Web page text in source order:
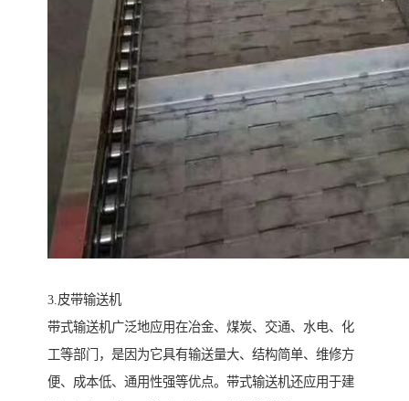
3.皮带输送机
带式输送机广泛地应用在冶金、煤炭、交通、水电、化
工等部门，是因为它具有输送量大、结构简单、维修方
便、成本低、通用性强等优点。带式输送机还应用于建